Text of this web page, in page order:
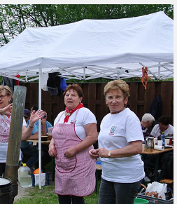
Verejné obstarávanie